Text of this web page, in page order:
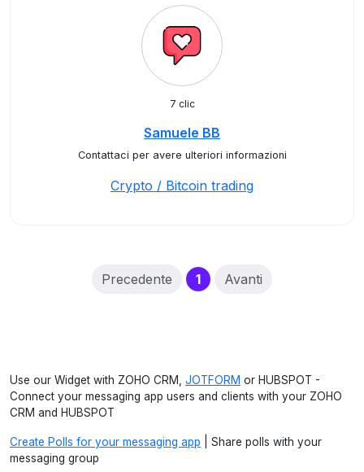
7 clic
Samuele BB
Contattaci per avere ulteriori informazioni
Crypto / Bitcoin trading
Precedente 1(current)
Avanti
Use our Widget with ZOHO CRM, JOTFORM or HUBSPOT -
Connect your messaging app users and clients with your ZOHO
CRM and HUBSPOT
Create Polls for your messaging app | Share polls with your
messaging group